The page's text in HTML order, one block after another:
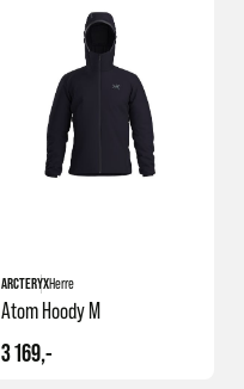
ARCTERYXHerre
Atom Hoody M
3 169,-